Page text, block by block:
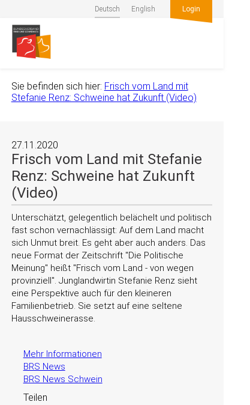
Deutsch English Login
Sie befinden sich hier: Frisch vom Land mit
Stefanie Renz: Schweine hat Zukunft (Video)
27.11.2020
Frisch vom Land mit Stefanie
Renz: Schweine hat Zukunft
(Video)
Unterschätzt, gelegentlich belächelt und politisch
fast schon vernachlässigt: Auf dem Land macht
sich Unmut breit. Es geht aber auch anders. Das
neue Format der Zeitschrift Die Politische
Meinung
heißt Frisch vom Land - von wegen
provinziell . Junglandwirtin Stefanie Renz sieht
eine Perspektive auch für den kleineren
Familienbetrieb. Sie setzt auf eine seltene
Hausschweinerasse.
Mehr Informationen
BRS News
BRS News Schwein
Teilen